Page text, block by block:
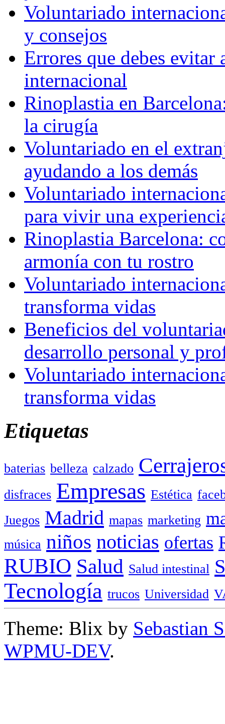
Voluntariado
y consejos
Errores que debes
internacional
Rinoplastia en
la cirugía
Voluntariado en el
ayudando a los demás
Voluntariado
para vivir una
Rinoplastia Barcelona:
armonía con tu rostro
Voluntariado
transforma vidas
Beneficios del
desarrollo personal y
Voluntariado
transforma vidas
Etiquetas
baterias belleza calzado
disfraces Empresas Estética
Juegos Madrid mapas marketing
música niños noticias ofertas
RUBIO Salud Salud intestinal
Tecnología trucos Universidad
Theme: Blix by Sebastian
WPMU-DEV.